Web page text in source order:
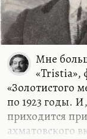
Мне
«Tristia»,
«Золотистого
по 1923 годы.
приходится
ахматовского